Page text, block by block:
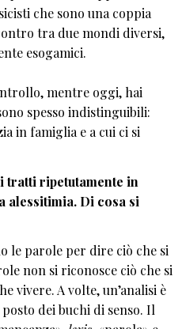
che sono una coppia
tra due mondi diversi,
esogamici.
mentre oggi, hai
spesso indistinguibili:
in famiglia e a cui ci si
tratti ripetutamente in
alessitimia. Di cosa si
le parole per dire ciò che si
non si riconosce ciò che si
vivere. A volte, un’analisi è
dei buchi di senso. Il